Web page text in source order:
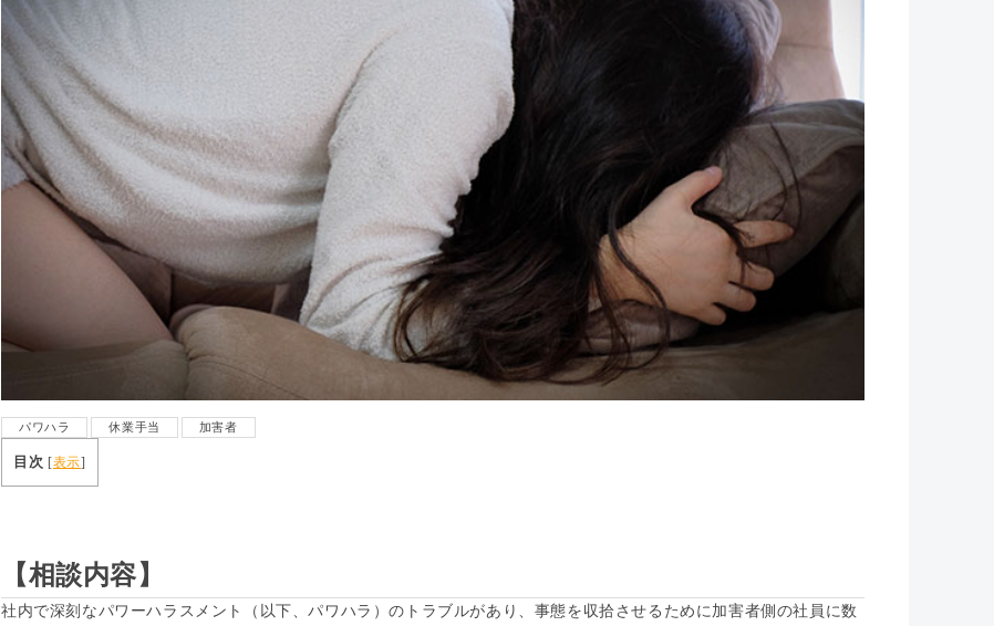
パワハラ 休業手当 加害者
目次 [表示]
【相談内容】
社内で深刻なパワーハラスメント（以下、パワハラ）のトラブルがあり、事態を収拾させるために加害者側の社員に数